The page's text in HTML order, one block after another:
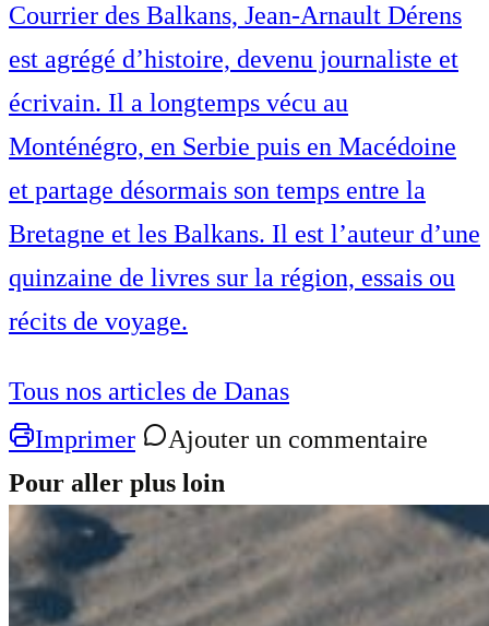
Courrier des Balkans, Jean-Arnault Dérens
est agrégé d’histoire, devenu journaliste et
écrivain. Il a longtemps vécu au
Monténégro, en Serbie puis en Macédoine
et partage désormais son temps entre la
Bretagne et les Balkans. Il est l’auteur d’une
quinzaine de livres sur la région, essais ou
récits de voyage.
Tous nos articles de Danas
Imprimer
Ajouter un commentaire
Pour aller plus loin